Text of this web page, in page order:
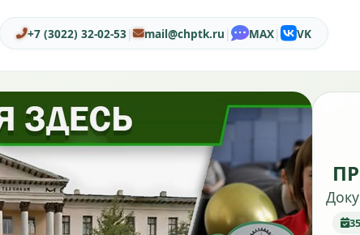
+7 (3022) 32-02-53| mail@chptk.ru | MAX| VK